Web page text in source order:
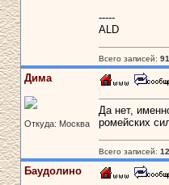
-----
ALD
Всего записей:
Дима
Откуда: Москва
Да нет,
ромейских
Всего записей:
Баудолино